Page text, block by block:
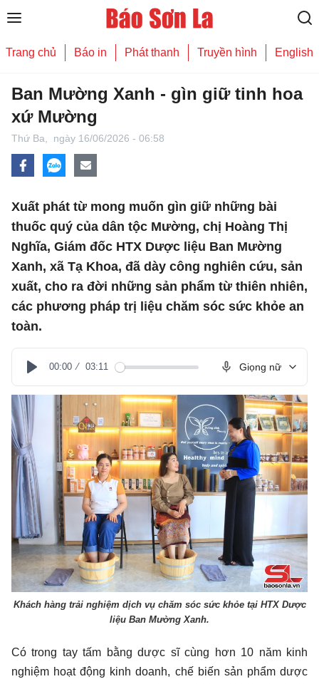
Trang chủ Báo in Phát thanh Truyền hình English
Ban Mường Xanh - gìn giữ tinh hoa
xứ Mường
Thứ Ba, ngày 16/06/2026 - 06:58
Xuất phát từ mong muốn gìn giữ những bài
thuốc quý của dân tộc Mường, chị Hoàng Thị
Nghĩa, Giám đốc HTX Dược liệu Ban Mường
Xanh, xã Tạ Khoa, đã dày công nghiên cứu, sản
xuất, cho ra đời những sản phẩm từ thiên nhiên,
các phương pháp trị liệu chăm sóc sức khỏe an
toàn.
Play
00:00 03:11 Giọng nữ
Khách hàng trải nghiệm dịch vụ chăm sóc sức khỏe tại HTX Dược
liệu Ban Mường Xanh.
Có trong tay tấm bằng dược sĩ cùng hơn 10 năm kinh
nghiệm hoạt động kinh doanh, chế biến sản phẩm dược